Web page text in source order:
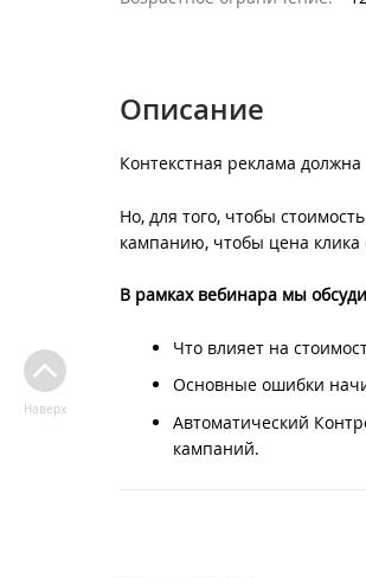
Описание
Контекстная реклама
Но, для того, чтобы
кампанию, чтобы цена
В рамках вебинара мы
Что влияет на
Основные ошибки
Автоматический
кампаний.
Наверх